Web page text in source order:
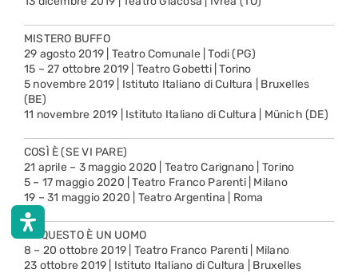
MISTERO BUFFO
29 agosto 2019 | Teatro Comunale | Todi (PG)
15 – 27 ottobre 2019 | Teatro Gobetti | Torino
5 novembre 2019 | Istituto Italiano di Cultura | Bruxelles
(BE)
11 novembre 2019 | Istituto Italiano di Cultura | Münich (DE)
COSÌ È (SE VI PARE)
21 aprile – 3 maggio 2020 | Teatro Carignano | Torino
5 – 17 maggio 2020 | Teatro Franco Parenti | Milano
19 – 31 maggio 2020 | Teatro Argentina | Roma
SE QUESTO È UN UOMO
8 – 20 ottobre 2019 | Teatro Franco Parenti | Milano
23 ottobre 2019 | Istituto Italiano di Cultura | Bruxelles